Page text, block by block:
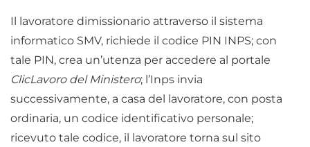
Il lavoratore dimissionario attraverso il sistema
informatico SMV, richiede il codice PIN INPS; con
tale PIN, crea un’utenza per accedere al portale
ClicLavoro del Ministero; l’Inps invia
successivamente, a casa del lavoratore, con posta
ordinaria, un codice identificativo personale;
ricevuto tale codice, il lavoratore torna sul sito